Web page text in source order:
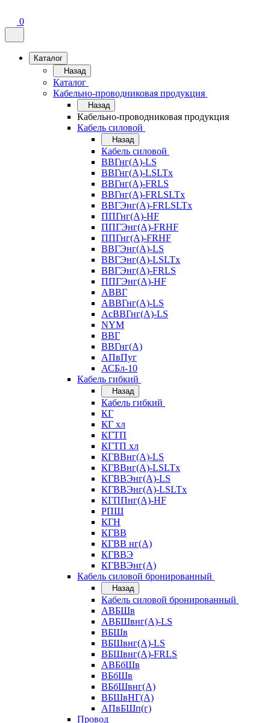
0
Каталог
Назад
Каталог
Кабельно-проводниковая продукция
Назад
Кабельно-проводниковая продукция
Кабель силовой
Назад
Кабель силовой
ВВГнг(А)-LS
ВВГнг(А)-LSLTx
ВВГнг(А)-FRLS
ВВГнг(А)-FRLSLTx
ВВГЭнг(А)-FRLSLTx
ППГнг(А)-HF
ППГЭнг(А)-FRHF
ППГнг(А)-FRHF
ВВГЭнг(А)-LS
ВВГЭнг(А)-LSLTx
ВВГЭнг(А)-FRLS
ППГЭнг(А)-HF
АВВГ
АВВГнг(А)-LS
АсВВГнг(А)-LS
NYM
ВВГ
ВВГнг(А)
АПвПуг
АСБл-10
Кабель гибкий
Назад
Кабель гибкий
КГ
КГ хл
КГТП
КГТП хл
КГВВнг(А)-LS
КГВВнг(А)-LSLTx
КГВВЭнг(А)-LS
КГВВЭнг(А)-LSLTx
КГППнг(А)-HF
РПШ
КГН
КГВВ
КГВВ нг(А)
КГВВЭ
КГВВЭнг(А)
Кабель силовой бронированный
Назад
Кабель силовой бронированный
АВБШв
АВБШвнг(А)-LS
ВБШв
ВБШвнг(А)-LS
ВБШвнг(А)-FRLS
АВБбШв
ВБбШв
ВБбШвнг(А)
ВБШвНГ(А)
АПвБШп(г)
Провод